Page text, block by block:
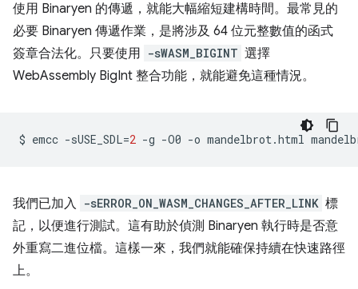
使用 Binaryen 的傳遞，就能大幅縮短建構時間。最常見的
必要 Binaryen 傳遞作業，是將涉及 64 位元整數值的函式
簽章合法化。只要使用 -sWASM_BIGINT 選擇
WebAssembly BigInt 整合功能，就能避免這種情況。
$ emcc -sUSE_SDL=2 -g -O0 -o mandelbrot.html
我們已加入 -sERROR_ON_WASM_CHANGES_AFTER_LINK 標
記，以便進行測試。這有助於偵測 Binaryen 執行時是否意
外重寫二進位檔。這樣一來，我們就能確保持續在快速路徑
上。